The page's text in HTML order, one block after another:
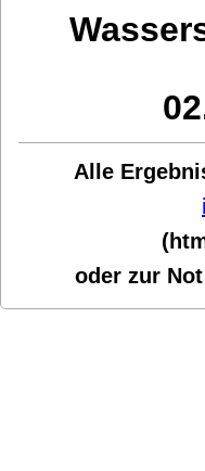
Alle
oder zur